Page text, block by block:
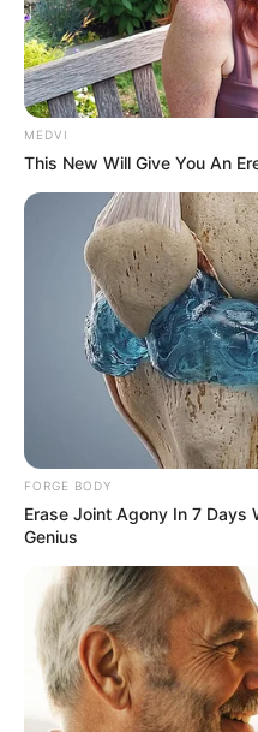
Think Your Crush
BRAINBERRIES
See How The Blue
46 Years
MEDVI
This New Will Give You An
FORGE BODY
Erase Joint Agony In 7 Days
Genius